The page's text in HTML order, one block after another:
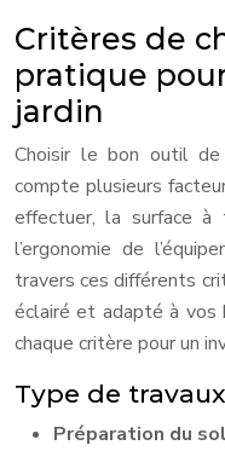
Critères de
pratique
jardin
Choisir le bon outil de
compte plusieurs
effectuer, la surface
l’ergonomie de
travers ces différents
éclairé et adapté à vos
chaque critère pour un
Type de travaux
Préparation du